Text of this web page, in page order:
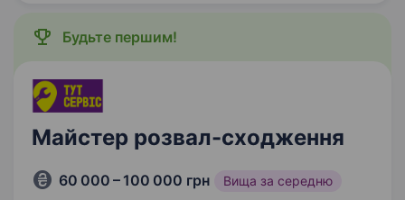
доводимо:…
Будьте першим!
Майстер розвал-сходження
60 000 – 100 000 грн Вища за середню